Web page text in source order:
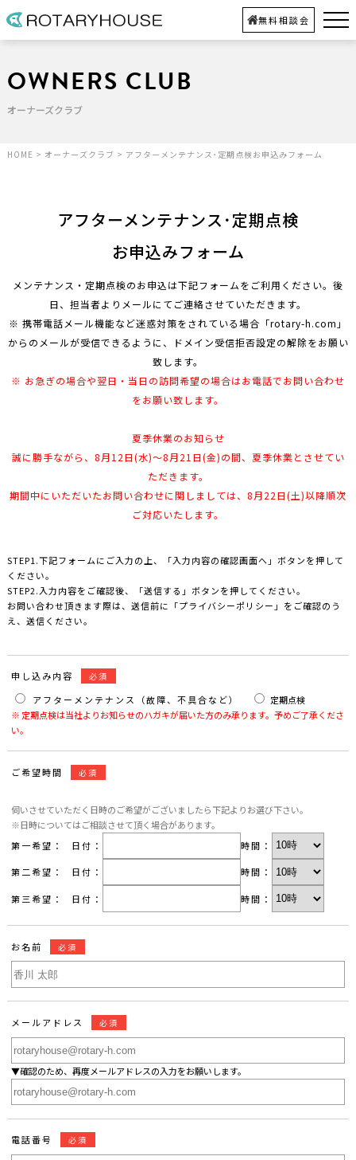
無料相談会
OWNERS CLUB
オーナーズクラブ
HOME > オーナーズクラブ > アフターメンテナンス･定期点検お申込みフォーム
アフターメンテナンス･定期点検
お申込みフォーム
メンテナンス・定期点検のお申込は下記フォームをご利用ください。後
日、担当者よりメールにてご連絡させていただきます。
※ 携帯電話メール機能など迷惑対策をされている場合「rotary-h.com」
からのメールが受信できるように、ドメイン受信拒否設定の解除をお願い
致します。
※ お急ぎの場合や翌日・当日の訪問希望の場合はお電話でお問い合わせ
をお願い致します。
夏季休業のお知らせ
誠に勝手ながら、8月12日(水)～8月21日(金)の間、夏季休業とさせてい
ただきます。
期間中にいただいたお問い合わせに関しましては、8月22日(土)以降順次
ご対応いたします。
STEP1.下記フォームにご入力の上、「入力内容の確認画面へ」ボタンを押して
ください。
STEP2.入力内容をご確認後、「送信する」ボタンを押してください。
お問い合わせ頂きます際は、送信前に「プライバシーポリシー」をご確認のう
え、送信ください。
申し込み内容 必須
アフターメンテナンス（故障、不具合など）
定期点検
※ 定期点検は当社よりお知らせのハガキが届いた方のみ承ります。予めご了承くださ
い。
ご希望時間 必須
伺いさせていただく日時のご希望がございましたら下記よりお選び下さい。
※日時についてはご相談させて頂く場合があります。
第一希望：
日付： 時間：
第二希望： 日付： 時間：
第三希望： 日付： 時間：
お名前 必須
メールアドレス 必須
▼確認のため、再度メールアドレスの入力をお願いします。
電話番号 必須